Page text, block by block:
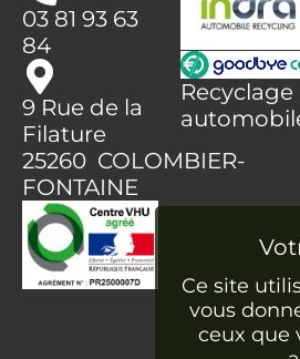
03 81 93 63
84
9 Rue de la
Filature
25260 COLOMBIER-
FONTAINE
Recyclage
Ce site
vous
ceux que